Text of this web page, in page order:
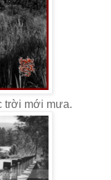
trời mới mưa.